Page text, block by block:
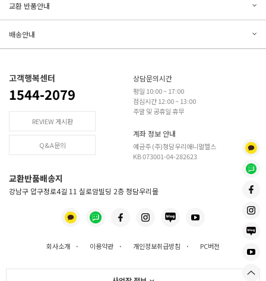
교환 반품안내
배송안내
고객행복센터
1544-2079
REVIEW 게시판
Q&A문의
상담문의시간
평일 10:00 ~ 17:00
점심시간 12:00 ~ 13:00
주말 및 공휴일 휴무
계좌 정보 안내
예금주 (주)청담우리애니멀헬스
KB 073001-04-282623
교환반품배송지
강남구 압구정로4길 11 실로암빌딩 2층 청담우리몰
회사소개 · 이용약관 · 개인정보취급방침 · PC버전